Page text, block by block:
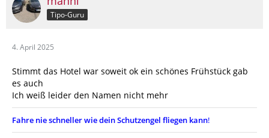
Tipo-Guru
4. April 2025
Stimmt das Hotel war soweit ok ein schönes Frühstück gab
es auch
Ich weiß leider den Namen nicht mehr
Fahre nie schneller wie dein Schutzengel fliegen kann!